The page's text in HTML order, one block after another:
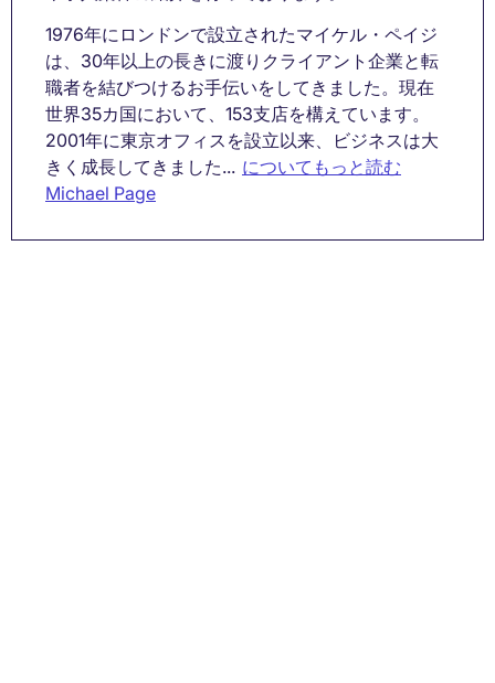
1976年にロンドンで設立されたマイケル・ペイジ
は、30年以上の長きに渡りクライアント企業と転
職者を結びつけるお手伝いをしてきました。現在
世界35カ国において、153支店を構えています。
2001年に東京オフィスを設立以来、ビジネスは大
きく成長してきました... についてもっと読む
Michael Page